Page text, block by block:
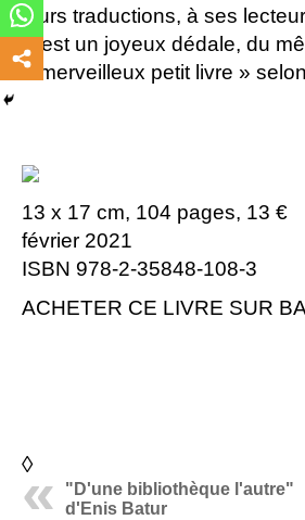
leurs traductions, à ses
C’est un joyeux dédale, du
« merveilleux petit livre »
13 x 17 cm, 104 pages, 13 €
février 2021
ISBN 978-2-35848-108-3
ACHETER CE LIVRE SUR
◊
"D'une bibliothèque l'autre"
d'Enis Batur